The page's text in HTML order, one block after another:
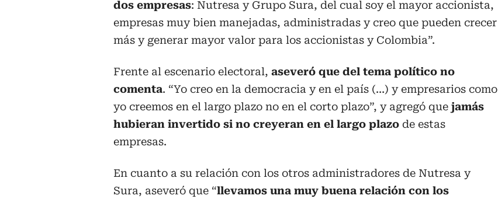
dos empresas: Nutresa y Grupo Sura, del cual soy el mayor accionista,
empresas muy bien manejadas, administradas y creo que pueden crecer
más y generar mayor valor para los accionistas y Colombia”.
Frente al escenario electoral, aseveró que del tema político no
comenta. “Yo creo en la democracia y en el país (…) y empresarios como
yo creemos en el largo plazo no en el corto plazo”, y agregó que jamás
hubieran invertido si no creyeran en el largo plazo de estas
empresas.
En cuanto a su relación con los otros administradores de Nutresa y
Sura, aseveró que “llevamos una muy buena relación con los